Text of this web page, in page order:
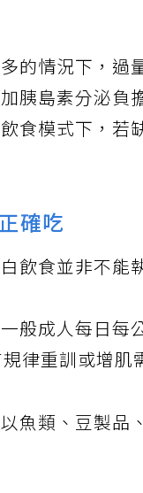
的情況下，
胰島素分泌
食模式下，
確吃
飲食並非不能
一般成人每日
律重訓或增肌
以魚類、豆製品